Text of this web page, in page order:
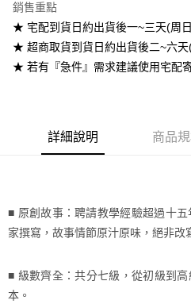
7-11取貨付款
每筆NT$60
宅配-台灣本島
每筆NT$100
銷售重點
★ 宅配到貨日約出貨後一~三天(周
★ 超商取貨到貨日約出貨後二~六天
★ 若有『急件』需求建議使用宅配
詳細說明 商品
■ 原創故事：聘請教學經驗超過十
家撰寫，故事情節原汁原味，絕非改
■ 級數齊全：共分七級，從初級到
本。